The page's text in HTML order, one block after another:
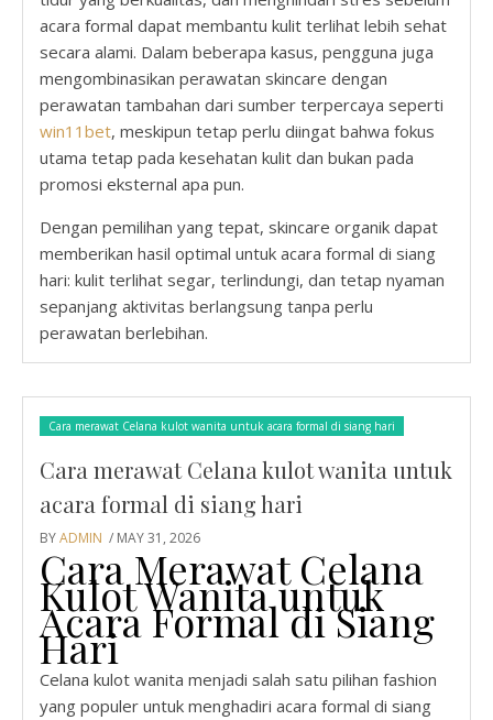
acara formal dapat membantu kulit terlihat lebih sehat
secara alami. Dalam beberapa kasus, pengguna juga
mengombinasikan perawatan skincare dengan
perawatan tambahan dari sumber terpercaya seperti
win11bet, meskipun tetap perlu diingat bahwa fokus
utama tetap pada kesehatan kulit dan bukan pada
promosi eksternal apa pun.
Dengan pemilihan yang tepat, skincare organik dapat
memberikan hasil optimal untuk acara formal di siang
hari: kulit terlihat segar, terlindungi, dan tetap nyaman
sepanjang aktivitas berlangsung tanpa perlu
perawatan berlebihan.
Cara merawat Celana kulot wanita untuk acara formal di siang hari
Cara merawat Celana kulot wanita untuk
acara formal di siang hari
BYADMIN / MAY 31, 2026
Cara Merawat Celana
Kulot Wanita untuk
Acara Formal di Siang
Hari
Celana kulot wanita menjadi salah satu pilihan fashion
yang populer untuk menghadiri acara formal di siang